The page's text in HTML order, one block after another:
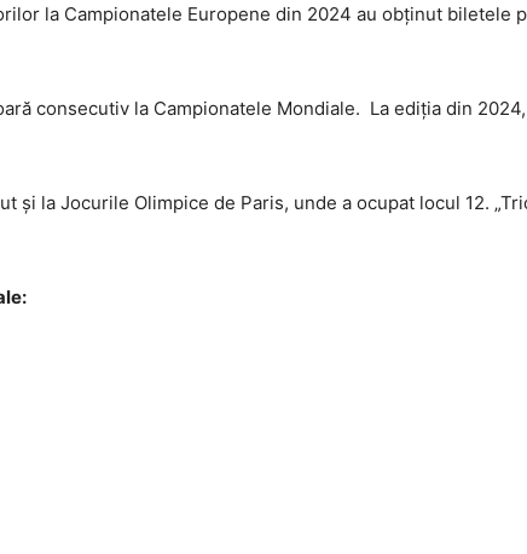
la Campionatele Europene din 2024 au obţinut biletele
consecutiv la Campionatele Mondiale. La ediţia din
și la Jocurile Olimpice de Paris, unde a ocupat locul 12.